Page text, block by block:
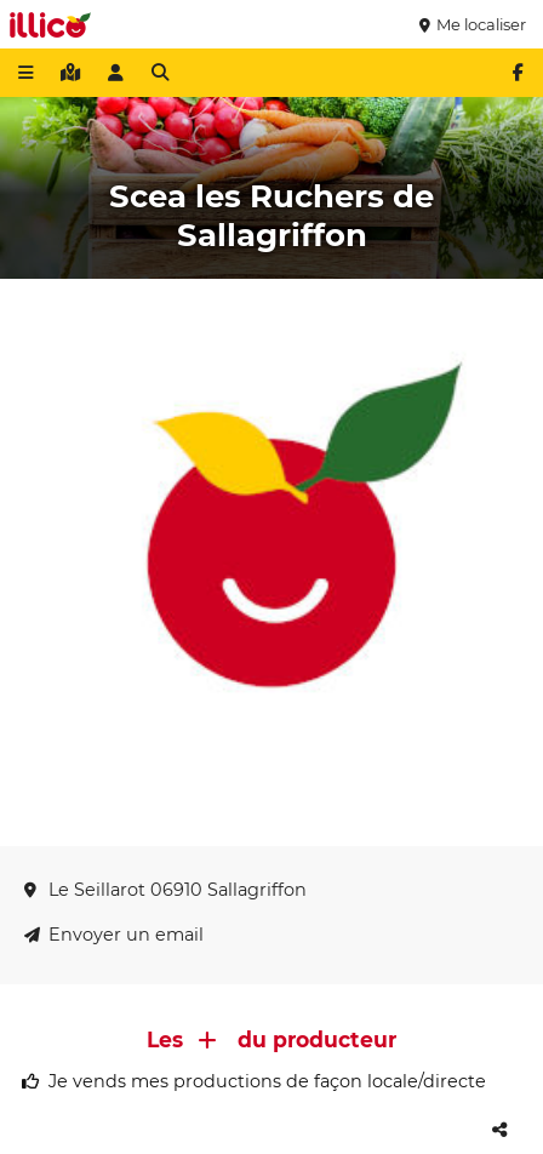
Me localiser
Scea les Ruchers de
Sallagriffon
Le Seillarot 06910 Sallagriffon
Envoyer un email
Les du producteur
Je vends mes productions de façon locale/directe